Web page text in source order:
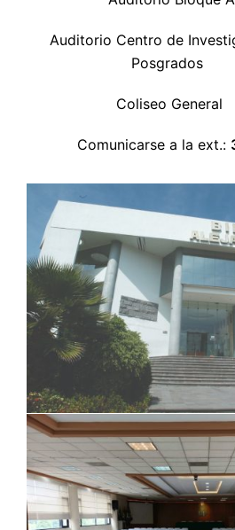
Auditorio Centro de
Posgrados
Coliseo General
Comunicarse a la ext.: